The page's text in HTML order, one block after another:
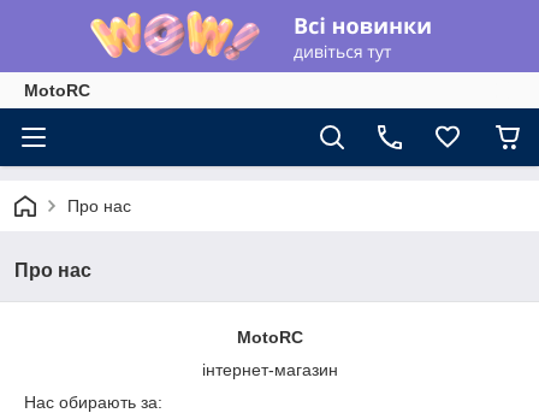
MotoRC
Про нас
Про нас
MotoRC
інтернет-магазин
Нас обирають за: